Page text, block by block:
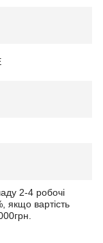
2-4 робочі
якщо вартість